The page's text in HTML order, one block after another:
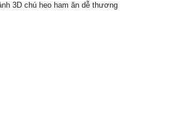
3D chú heo ham ăn dễ thương